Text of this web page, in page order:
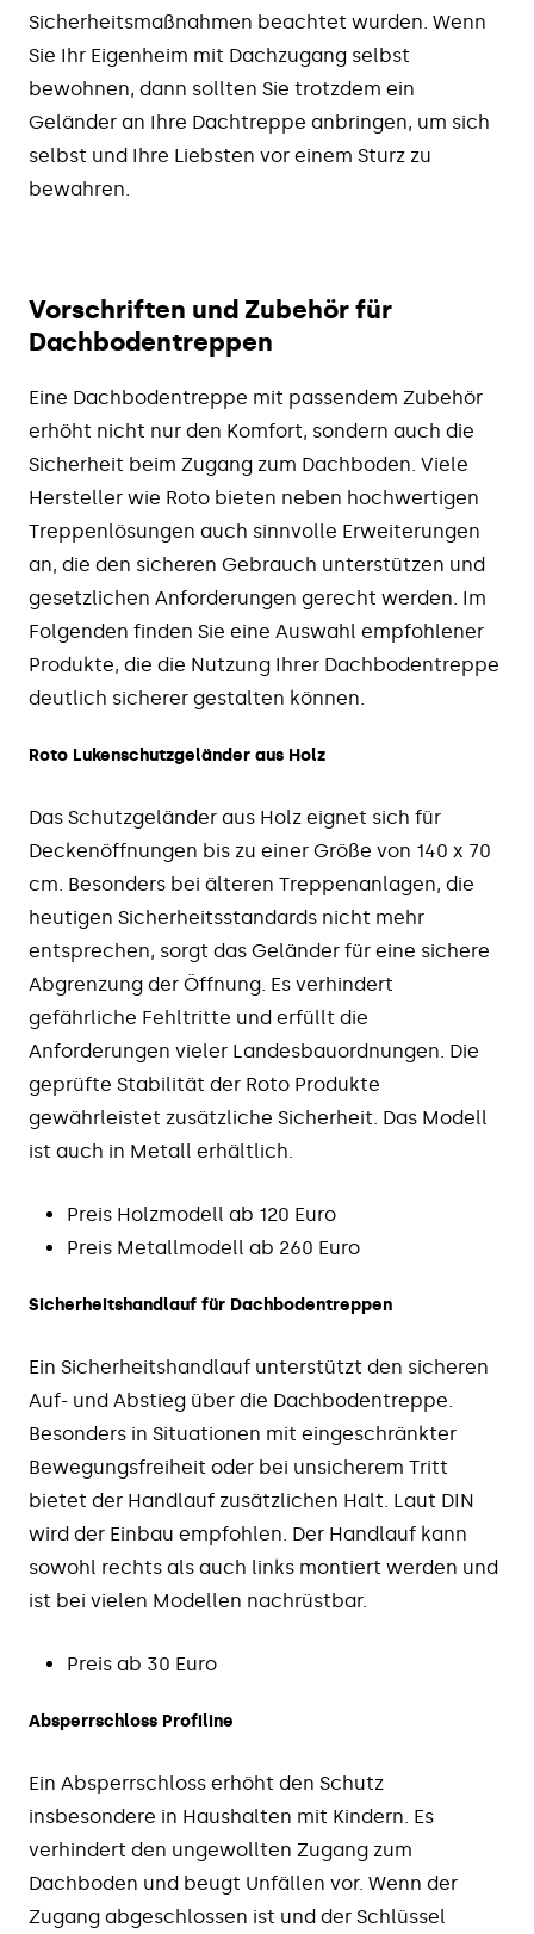
Sicherheitsmaßnahmen beachtet wurden. Wenn
Sie Ihr Eigenheim mit Dachzugang selbst
bewohnen, dann sollten Sie trotzdem ein
Geländer an Ihre Dachtreppe anbringen, um sich
selbst und Ihre Liebsten vor einem Sturz zu
bewahren.
Vorschriften und Zubehör für
Dachbodentreppen
Eine Dachbodentreppe mit passendem Zubehör
erhöht nicht nur den Komfort, sondern auch die
Sicherheit beim Zugang zum Dachboden. Viele
Hersteller wie Roto bieten neben hochwertigen
Treppenlösungen auch sinnvolle Erweiterungen
an, die den sicheren Gebrauch unterstützen und
gesetzlichen Anforderungen gerecht werden. Im
Folgenden finden Sie eine Auswahl empfohlener
Produkte, die die Nutzung Ihrer Dachbodentreppe
deutlich sicherer gestalten können.
Roto Lukenschutzgeländer aus Holz
Das Schutzgeländer aus Holz eignet sich für
Deckenöffnungen bis zu einer Größe von 140 x 70
cm. Besonders bei älteren Treppenanlagen, die
heutigen Sicherheitsstandards nicht mehr
entsprechen, sorgt das Geländer für eine sichere
Abgrenzung der Öffnung. Es verhindert
gefährliche Fehltritte und erfüllt die
Anforderungen vieler Landesbauordnungen. Die
geprüfte Stabilität der Roto Produkte
gewährleistet zusätzliche Sicherheit. Das Modell
ist auch in Metall erhältlich.
Preis Holzmodell ab 120 Euro
Preis Metallmodell ab 260 Euro
Sicherheitshandlauf für Dachbodentreppen
Ein Sicherheitshandlauf unterstützt den sicheren
Auf- und Abstieg über die Dachbodentreppe.
Besonders in Situationen mit eingeschränkter
Bewegungsfreiheit oder bei unsicherem Tritt
bietet der Handlauf zusätzlichen Halt. Laut DIN
wird der Einbau empfohlen. Der Handlauf kann
sowohl rechts als auch links montiert werden und
ist bei vielen Modellen nachrüstbar.
Preis ab 30 Euro
Absperrschloss Profiline
Ein Absperrschloss erhöht den Schutz
insbesondere in Haushalten mit Kindern. Es
verhindert den ungewollten Zugang zum
Dachboden und beugt Unfällen vor. Wenn der
Zugang abgeschlossen ist und der Schlüssel